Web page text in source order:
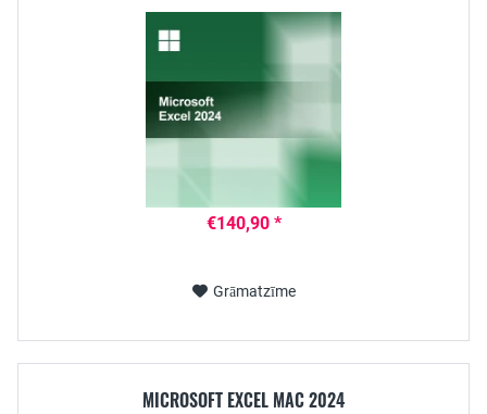
€140,90 *
Grāmatzīme
MICROSOFT EXCEL MAC 2024